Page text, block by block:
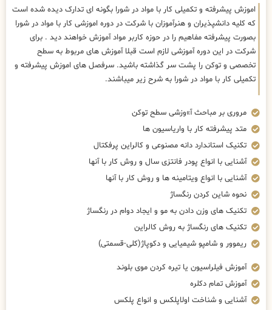
اموزش پیشرفته و تکمیلی کار با مواد در شورا بگونه ای تدارک دیده شده است
که کلیه دانشپذیران و هنرآموزان با شرکت در دوره اموزشی کار با مواد در شورا
بصورت پیشرفته مفاهیم را در حوزه کاربر مواد آموزش خواهند دید . برای
شرکت در این دوره آموزشی لازم است قبلا آموزش های مربوط به سطح
تخصصی و توکن را پشت سر گذاشته باشید. سرفصل های اموزش پیشرفته و
تکمیلی کار با مواد در شورا به شرح زیر میباشند.
مروری بر مباحث آ»وزشی سطح توکن
متد پیشرفته کار با واریاسیون ها
تکنیک استاندارد دانه مصنوعی و کالراین پرفکتال
آشنایی با انواع پودر فانتزی سال و روش کار با آنها
آشنایی با انواع ویتامینه ها و روش کار با آنها
نحوه شاین کردن رنگساژ
تکنیک های وزن دادن به مو و ایجاد دوام در رنگساژ
تکنیک های رنگساژ به روش کالراین
ریموور و شامپو شیمیایی و دکوپاژ(کلی-قسمتی)
آموزش فیلراسیون یا تیره کردن موی بلوند
آموزش تمام دکلره
آشنایی و شناخت اولاپلکس و انواع پلکس